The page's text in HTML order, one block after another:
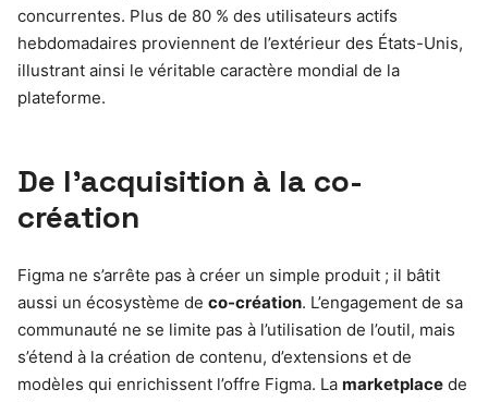
concurrentes. Plus de 80 % des utilisateurs actifs
hebdomadaires proviennent de l’extérieur des États-Unis,
illustrant ainsi le véritable caractère mondial de la
plateforme.
De l’acquisition à la co-
création
Figma ne s’arrête pas à créer un simple produit ; il bâtit
aussi un écosystème de co-création. L’engagement de sa
communauté ne se limite pas à l’utilisation de l’outil, mais
s’étend à la création de contenu, d’extensions et de
modèles qui enrichissent l’offre Figma. La marketplace de